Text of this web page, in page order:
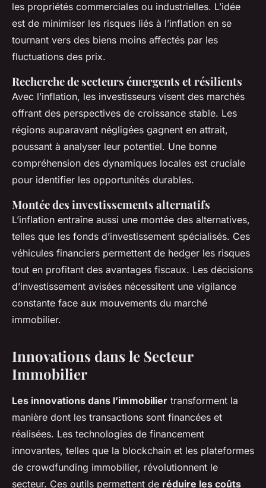
les propriétés commerciales ou industrielles. L’idée
est de minimiser les risques liés à l’inflation en se
tournant vers des biens moins affectés par les
fluctuations des prix.
Recherche de secteurs émergents et résilients
Avec l’inflation, les investisseurs visent des marchés
offrant des perspectives de croissance stable. Les
régions auparavant négligées gagnent en attrait,
poussant à analyser leur potentiel. Une bonne
compréhension des dynamiques locales est cruciale
pour identifier les opportunités durables.
Montée des investissements alternatifs
L’inflation entraîne aussi une montée des alternatives,
telles que les fonds d’investissement spécialisés. Ces
véhicules financiers permettent de hedger les risques
tout en profitant des avantages fiscaux. Les décisions
d’investissement avisées nécessitent une vigilance
constante face aux mouvements du marché
immobilier.
Innovations dans le Secteur
Immobilier
Les innovations dans l’immobilier transforment la
manière dont les transactions sont financées et
réalisées. Les technologies de financement
innovantes, telles que la blockchain et les plateformes
de crowdfunding immobilier, révolutionnent le
secteur. Ces outils permettent de réduire les coûts